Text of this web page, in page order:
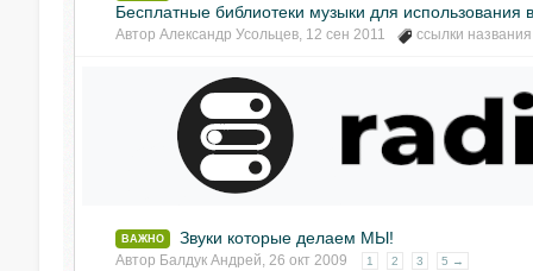
Бесплатные библиотеки музыки для использования
Автор Александр Усольцев, 12 сен 2011 ссылки названия
ВАЖНО Звуки которые делаем МЫ!
Автор Балдук Андрей, 26 окт 2009 1 2 3 5 →